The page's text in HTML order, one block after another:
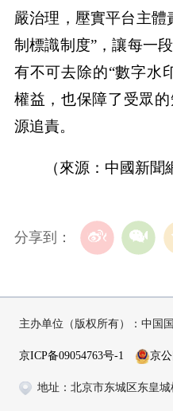
嚴治理，壓實平台主體
制標識制度”，讓每一
有不可去除的“數字水
權益，也保障了受眾
源追責。
（來源：中國新聞
分享到：
主办单位（版权所有）：中国
京ICP备09054763号-1 京
地址：北京市东城区东皇城